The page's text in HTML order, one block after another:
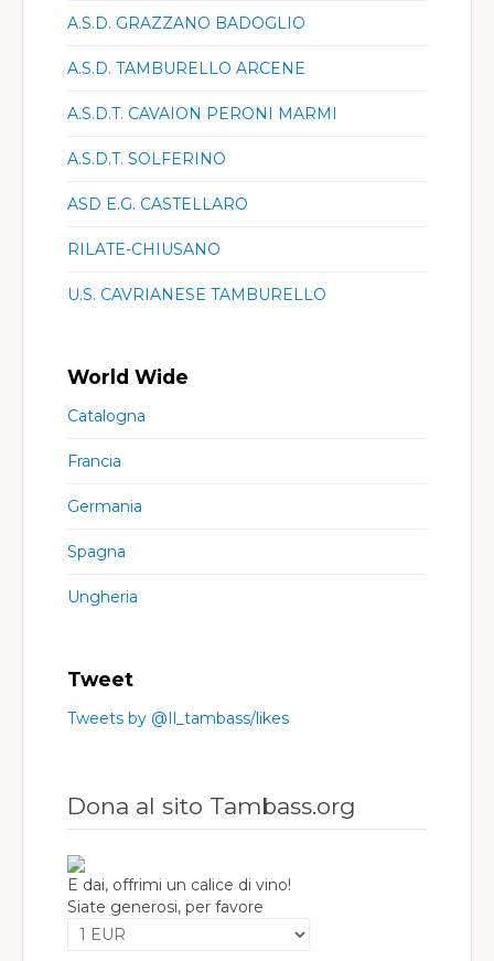
A.S.D. GRAZZANO BADOGLIO
A.S.D. TAMBURELLO ARCENE
A.S.D.T. CAVAION PERONI MARMI
A.S.D.T. SOLFERINO
ASD E.G. CASTELLARO
RILATE-CHIUSANO
U.S. CAVRIANESE TAMBURELLO
World Wide
Catalogna
Francia
Germania
Spagna
Ungheria
Tweet
Tweets by @Il_tambass/likes
Dona al sito Tambass.org
E dai, offrimi un calice di vino!
Siate generosi, per favore